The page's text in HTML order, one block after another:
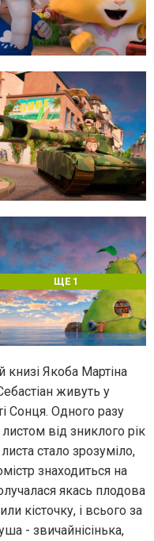
ЩЕ 1
книзі Якоба Мартіна
живуть у
Сонця. Одного разу
від зниклого рік
стало зрозуміло,
знаходиться на
якась плодова
кісточку, і всього за
- звичайнісінька,